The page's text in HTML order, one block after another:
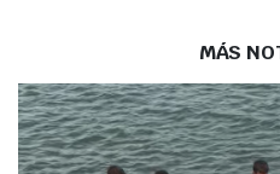
clasificación por el Chica Txeca de
tercer lugar para el Liberty de
El segundo día de regatas, domingo
fueron muy inestables, con un viento
intensidad rodaba sobre los 5 nudos,
MÁS